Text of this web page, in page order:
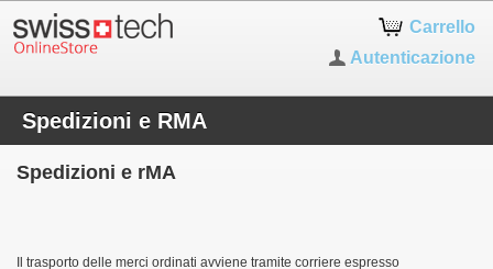
Carrello
Autenticazione
Spedizioni e RMA
Spedizioni e rMA
Il trasporto delle merci ordinati avviene tramite corriere espresso